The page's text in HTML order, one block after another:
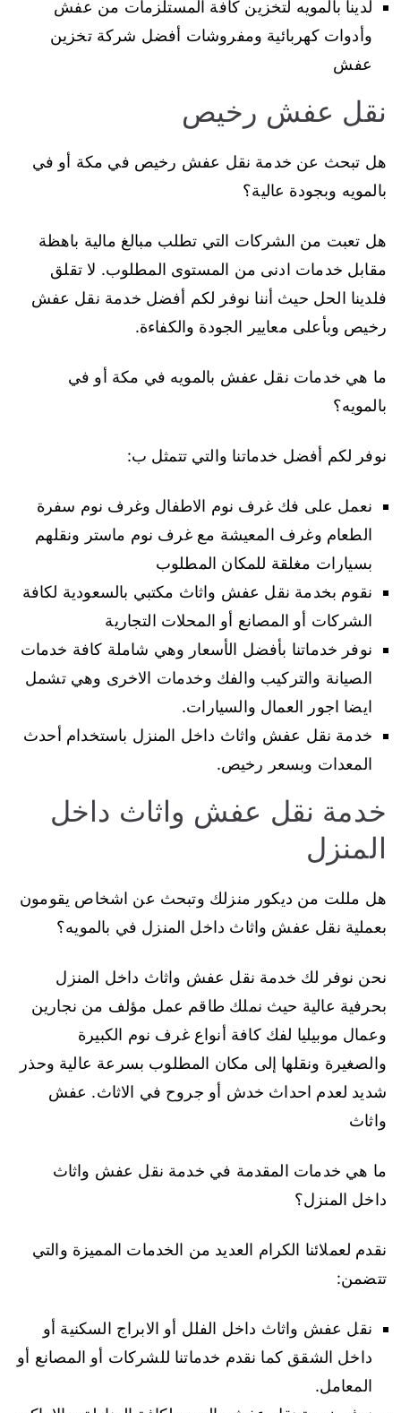
لدينا بالمويه لتخزين كافة المستلزمات من عفش
وأدوات كهربائية ومفروشات أفضل شركة تخزين
عفش
نقل عفش رخيص
هل تبحث عن خدمة نقل عفش رخيص في مكة أو في
بالمويه وبجودة عالية؟
هل تعبت من الشركات التي تطلب مبالغ مالية باهظة
مقابل خدمات ادنى من المستوى المطلوب. لا تقلق
فلدينا الحل حيث أننا نوفر لكم أفضل خدمة نقل عفش
رخيص وبأعلى معايير الجودة والكفاءة.
ما هي خدمات نقل عفش بالمويه في مكة أو في
بالمويه؟
نوفر لكم أفضل خدماتنا والتي تتمثل ب:
نعمل على فك غرف نوم الاطفال وغرف نوم سفرة
الطعام وغرف المعيشة مع غرف نوم ماستر ونقلهم
بسيارات مغلقة للمكان المطلوب
نقوم بخدمة نقل عفش واثاث مكتبي بالسعودية لكافة
الشركات أو المصانع أو المحلات التجارية
نوفر خدماتنا بأفضل الأسعار وهي شاملة كافة خدمات
الصيانة والتركيب والفك وخدمات الاخرى وهي تشمل
ايضا اجور العمال والسيارات.
خدمة نقل عفش واثاث داخل المنزل باستخدام أحدث
المعدات وبسعر رخيص.
خدمة نقل عفش واثاث داخل
المنزل
هل مللت من ديكور منزلك وتبحث عن اشخاص يقومون
بعملية نقل عفش واثاث داخل المنزل في بالمويه؟
نحن نوفر لك خدمة نقل عفش واثاث داخل المنزل
بحرفية عالية حيث نملك طاقم عمل مؤلف من نجارين
وعمال موبيليا لفك كافة أنواع غرف نوم الكبيرة
والصغيرة ونقلها إلى مكان المطلوب بسرعة عالية وحذر
شديد لعدم احداث خدش أو جروح في الاثاث. عفش
واثاث
ما هي خدمات المقدمة في خدمة نقل عفش واثاث
داخل المنزل؟
نقدم لعملائنا الكرام العديد من الخدمات المميزة والتي
تتضمن:
نقل عفش واثاث داخل الفلل أو الابراج السكنية أو
داخل الشقق كما نقدم خدماتنا للشركات أو المصانع أو
المعامل.